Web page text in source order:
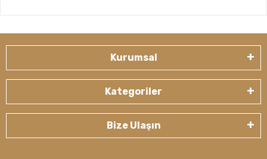
Kurumsal
Kategoriler
Bize Ulaşın